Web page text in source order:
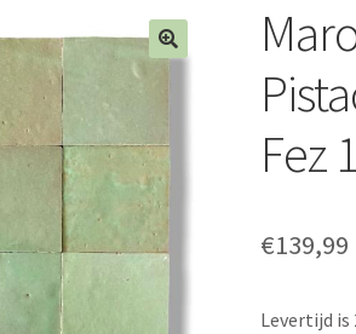
Fez
€139,99
Levertijd is